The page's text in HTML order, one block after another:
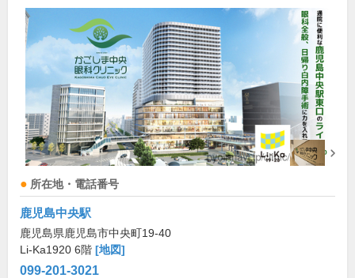
所在地・電話番号
鹿児島中央駅
鹿児島県鹿児島市中央町19-40
Li-Ka1920 6階 [地図]
099-201-3021